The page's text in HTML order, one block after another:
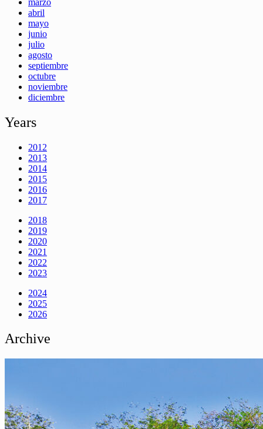
abril
mayo
junio
julio
agosto
septiembre
octubre
noviembre
diciembre
Years
2012
2013
2014
2015
2016
2017
2018
2019
2020
2021
2022
2023
2024
2025
2026
Archive